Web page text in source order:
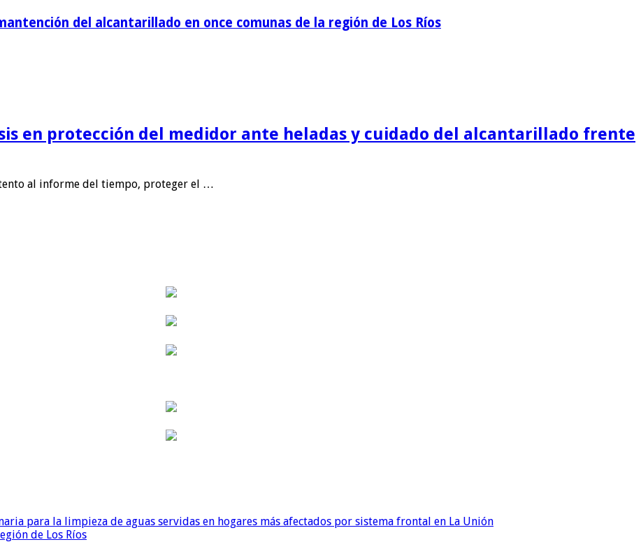
del alcantarillado en once comunas de la región de Los Ríos
en protección del medidor ante heladas y cuidado del alcantarillado frente
al informe del tiempo, proteger el …
para la limpieza de aguas servidas en hogares más afectados por sistema frontal en La Unión
de Los Ríos